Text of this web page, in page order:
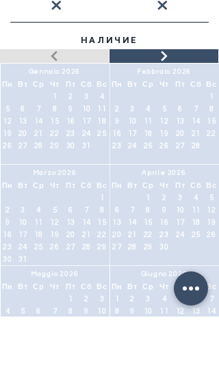
НАЛИЧИЕ
Gennaio 2026
Пн Вт Ср Чт Пт Сб
Вс
1
2 3
4
5
6 7 8 9 10
11
12
13 14 15 16 17
18
19
20 21 22 23 24
25
26
27 28 29 30 31
Marzo 2026
Пн Вт Ср Чт Пт Сб
Вс
1
2
3 4 5 6 7
8
9
10 11 12 13 14
15
16
17 18 19 20 21
22
23
24 25 26 27 28
29
30
31
Maggio 2026
Пн Вт Ср Чт Пт Сб
Вс
1
2
3
4
5 6 7 8 9
10
Febbraio 2026
Пн Вт Ср Чт Пт Сб
Вс
1
2
3 4 5 6 7
8
9
10 11 12 13 14
15
16
17 18 19 20 21
22
23
24 25 26 27 28
Aprile 2026
Пн Вт Ср Чт Пт Сб
Вс
1
2 3 4
5
6
7 8 9 10 11
12
13
14 15 16 17 18
19
20
21 22 23 24 25
26
27
28 29 30
Giugno 2026
Пн Вт Ср Чт Пт Сб
Вс
1
2 3 4 5
7
8
9 10 11 12 13
14